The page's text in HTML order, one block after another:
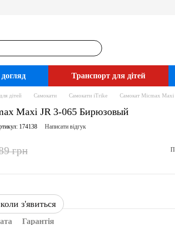
Транспорт для дітей
дітей Самокати Самокати iTrike Самокат Micmax
Maxi JR 3-065 Бирюзовый
174138 Написати відгук
грн
з'явиться
Гарантія